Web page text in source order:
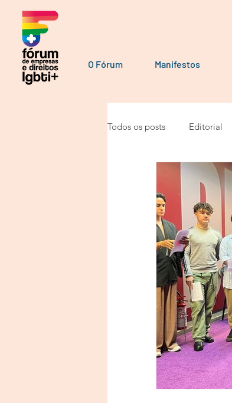
O Fórum Manifestos
Todos os posts Editorial
Por parceiros do Fórum
Manifesto Podcast